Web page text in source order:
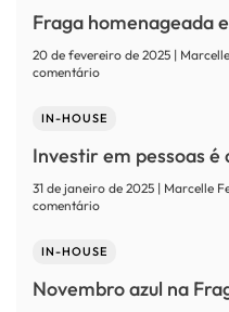
boa
de
Fraga homenageada
20 de fevereiro de 2025 |
comentárioem
em
AWARDS
IN-HOUSE
Investir em pessoas é
31 de janeiro de 2025 | Marcelle
comentárioem
pessoas
a
IN-HOUSE
Novembro azul na